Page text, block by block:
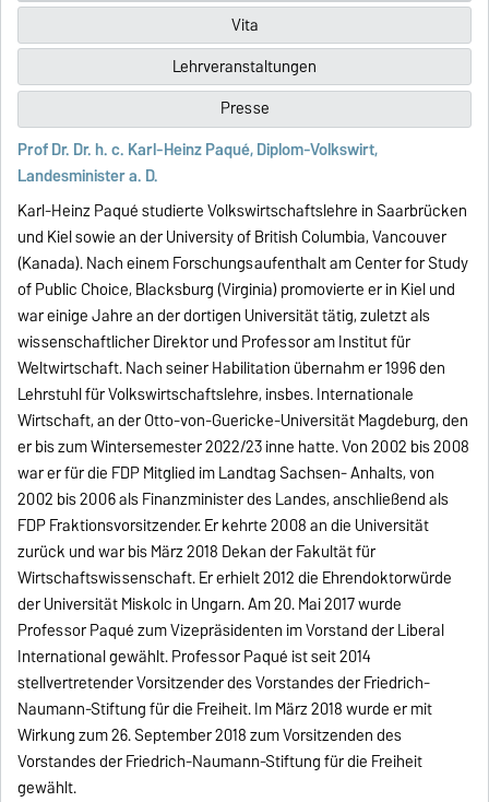
Vita
Lehrveranstaltungen
Presse
Prof Dr. Dr. h. c. Karl-Heinz Paqué, Diplom-Volkswirt,
Landesminister a. D.
Karl-Heinz Paqué studierte Volkswirtschaftslehre in Saarbrücken
und Kiel sowie an der University of British Columbia, Vancouver
(Kanada). Nach einem Forschungsaufenthalt am Center for Study
of Public Choice, Blacksburg (Virginia) promovierte er in Kiel und
war einige Jahre an der dortigen Universität tätig, zuletzt als
wissenschaftlicher Direktor und Professor am Institut für
Weltwirtschaft. Nach seiner Habilitation übernahm er 1996 den
Lehrstuhl für Volkswirtschaftslehre, insbes. Internationale
Wirtschaft, an der Otto-von-Guericke-Universität Magdeburg, den
er bis zum Wintersemester 2022/23 inne hatte. Von 2002 bis 2008
war er für die FDP Mitglied im Landtag Sachsen- Anhalts, von
2002 bis 2006 als Finanzminister des Landes, anschließend als
FDP Fraktionsvorsitzender. Er kehrte 2008 an die Universität
zurück und war bis März 2018 Dekan der Fakultät für
Wirtschaftswissenschaft. Er erhielt 2012 die Ehrendoktorwürde
der Universität Miskolc in Ungarn. Am 20. Mai 2017 wurde
Professor Paqué zum Vizepräsidenten im Vorstand der Liberal
International gewählt. Professor Paqué ist seit 2014
stellvertretender Vorsitzender des Vorstandes der Friedrich-
Naumann-Stiftung für die Freiheit. Im März 2018 wurde er mit
Wirkung zum 26. September 2018 zum Vorsitzenden des
Vorstandes der Friedrich-Naumann-Stiftung für die Freiheit
gewählt.